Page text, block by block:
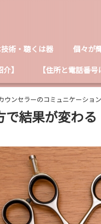
術・聴くは器 個々が
】 【住所と電話番
ウンセラーのコミュニケーショ
で結果が変わる